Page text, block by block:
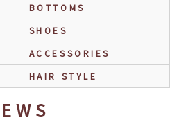
BOTTOMS
SHOES
ACCESSORIES
HAIR STYLE